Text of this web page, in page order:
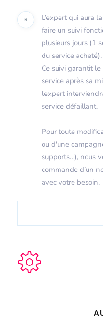
R
L’expert qui aura
faire un suivi
plusieurs jours (1
du service acheté).
Ce suivi garantit
service après sa
l’expert
service défaillant.
Pour toute
ou d'une
supports…), nous
commande d’un
avec votre besoin.